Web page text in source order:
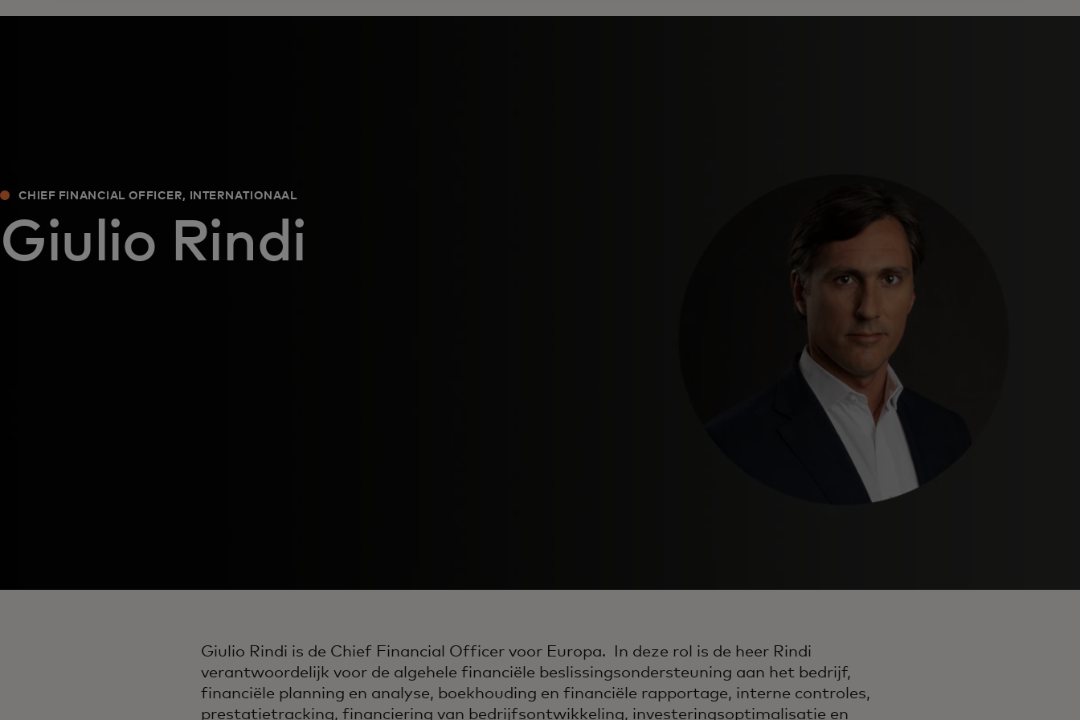
CHIEF FINANCIAL OFFICER, INTERNATIONAAL
Giulio Rindi
Giulio Rindi is de Chief Financial Officer voor Europa. In deze rol is de heer Rindi
verantwoordelijk voor de algehele financiële beslissingsondersteuning aan het bedrijf,
financiële planning en analyse, boekhouding en financiële rapportage, interne controles,
prestatietracking, financiering van bedrijfsontwikkeling, investeringsoptimalisatie en